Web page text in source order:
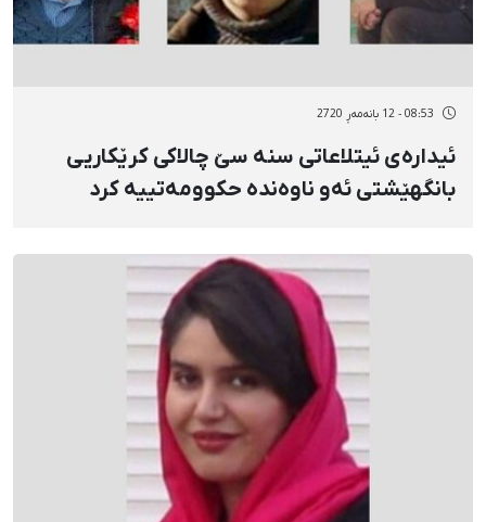
08:53 - 12 بانەمەڕ 2720
ئیدارەی ئیتلاعاتی سنە سێ چالاکی کرێکاریی
بانگهێشتی ئەو ناوەندە حکوومەتییە کرد